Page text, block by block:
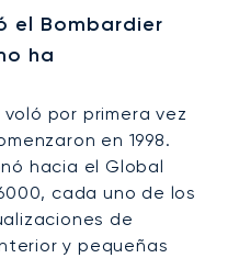
el Bombardier
ha
voló por primera vez
en 1998.
hacia el Global
cada uno de los
de
y pequeñas